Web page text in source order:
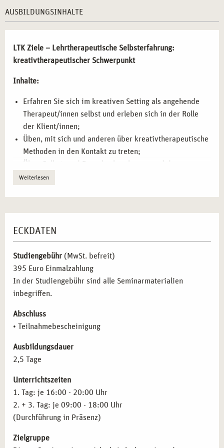
wertvollen Ergänzung für Berufstätige, die ihre
LEHRTHERAPEUTISCHER SELBSTERFAHRUNG
SCHWERPUNKT IN FRANKFURT
Diese praxisorientierte Weiterbildung ermöglicht es Ihnen,
durch kreative Methoden tiefere Selbsterkenntnis zu
erlangen und Ihre therapeutischen Fähigkeiten zu
reflektieren:
selbst in der Rolle der Klient*innen und reflektieren Sie
Kommunikation durch kreativen Ausdruck
und kreative Methoden in Kontakt zu treten.
Selbst- und Fremdwahrnehmung intensivieren
Sensibilisieren Sie sich für feine Unterschiede in der
Wahrnehmung und lernen Sie, diese bewusst zu
– Üben Sie, sich auf Hilfe suchende
Menschen einzulassen und ihre individuellen
Herausforderungen zu verstehen.
Erproben Sie kreative Techniken zur Darstellung und
Reflexion innerer Prozesse.
Auseinandersetzung mit Nähe und Distanz
Reflektieren Sie professionelle Abgrenzung und
Beziehungsgestaltung in therapeutischen Kontexten.
AUSBILDUNGSINHALTE
LTK Ziele – Lehrtherapeutische Selbsterfahrung:
kreativtherapeutischer Schwerpunkt
Inhalte:
Erfahren Sie sich im kreativen Setting als angehende
Therapeut/innen selbst und erleben sich in der Rolle
der Klient/innen;
Üben, mit sich und anderen über kreativtherapeutische
Methoden in den Kontakt zu treten;
Üben Selbst- und Fremdwahrnehmung und deren
Artikulation und Beschreibung;
Probieren unterschiedlichste Ausdrucksmöglichkeiten;
innerliche Befindlichkeiten im kreativen Prozess
Reflektion von Nähe und Distanz aus professioneller
Sicht in unterschiedlichen Rollen.
Weiterlesen
ECKDATEN
Studiengebühr (MwSt. befreit)
395 Euro Einmalzahlung
In der Studiengebühr sind alle Seminarmaterialien
inbegriffen.
Abschluss
• Teilnahmebescheinigung
Ausbildungsdauer
2,5 Tage
Unterrichtszeiten
1. Tag: je 16:00 - 20:00 Uhr
2. + 3. Tag: je 09:00 - 18:00 Uhr
(Durchführung in Präsenz)
Zielgruppe